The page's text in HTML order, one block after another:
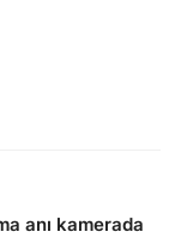
anı kamerada